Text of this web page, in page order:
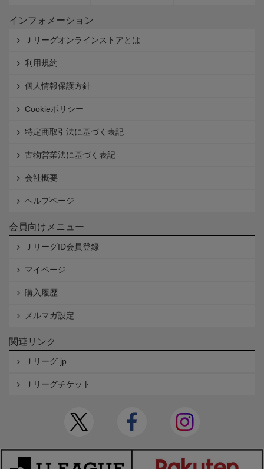
インフォメーション
Ｊリーグオンラインストアとは
利用規約
個人情報保護方針
Cookieポリシー
特定商取引法に基づく表記
古物営業法に基づく表記
会社概要
ヘルプページ
会員向けメニュー
ＪリーグID会員登録
マイページ
購入履歴
メルマガ設定
関連リンク
Ｊリーグ.jp
Ｊリーグチケット